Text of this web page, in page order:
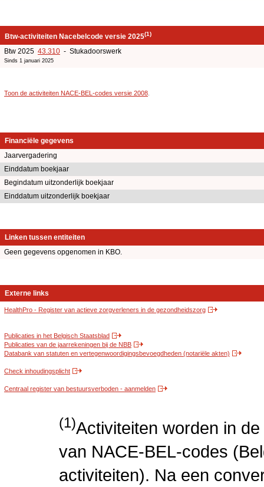
Btw-activiteiten Nacebelcode versie 2025(1)
Btw 2025 43.310 - Stukadoorswerk
Sinds 1 januari 2025
Toon de activiteiten NACE-BEL-codes versie 2008
Financiële gegevens
Jaarvergadering
Einddatum boekjaar
Begindatum uitzonderlijk boekjaar
Einddatum uitzonderlijk boekjaar
Linken tussen entiteiten
Geen gegevens opgenomen in KBO.
Externe links
HealthPro - Register van actieve zorgverleners in de gezondheidszorg
Publicaties in het Belgisch Staatsblad
Publicaties van de jaarrekeningen bij de NBB
Databank van statuten en vertegenwoordigingsbevoegdheden (notariële akten)
Check inhoudingsplicht
Centraal register van bestuursverboden - aanmelden
(1)Activiteiten worden in
van NACE-BEL-codes
activiteiten). Na een